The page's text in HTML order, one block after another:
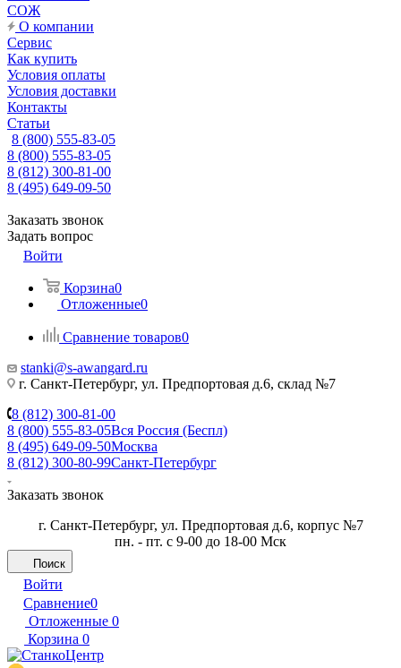
СОЖ
О компании
Сервис
Как купить
Условия оплаты
Условия доставки
Контакты
Статьи
8 (800) 555-83-05
8 (800) 555-83-05
8 (812) 300-81-00
8 (495) 649-09-50
Заказать звонок
Задать вопрос
Войти
Корзина0
Отложенные0
Сравнение товаров0
stanki@s-awangard.ru
г. Санкт-Петербург, ул. Предпортовая д.6, склад №7
8 (812) 300-81-00
8 (800) 555-83-05Вся Россия (Беспл)
8 (495) 649-09-50Москва
8 (812) 300-80-99Санкт-Петербург
Заказать звонок
г. Санкт-Петербург, ул. Предпортовая д.6, корпус №7
пн. - пт. с 9-00 до 18-00 Мск
Поиск
Войти
Сравнение0
Отложенные 0
Корзина 0